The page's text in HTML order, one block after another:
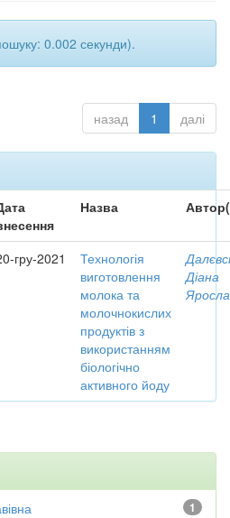
0.002 секунди).
назад 1 далі
Назва
гру-2021
Технологія
виготовлення
молока та
молочнокислих
продуктів з
використанням
біологічно
активного йоду
Діана
1